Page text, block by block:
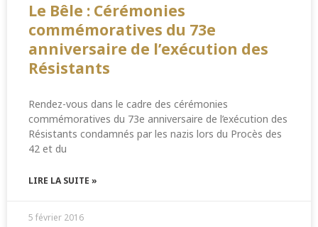
Le Bêle : Cérémonies
commémoratives du 73e
anniversaire de l’exécution des
Résistants
Rendez-vous dans le cadre des cérémonies
commémoratives du 73e anniversaire de l’exécution des
Résistants condamnés par les nazis lors du Procès des
42 et du
LIRE LA SUITE »
5 février 2016